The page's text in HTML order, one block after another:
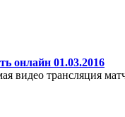
онлайн 01.03.2016
видео трансляция